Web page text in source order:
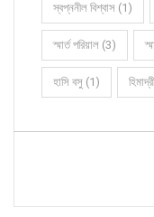
স্বপ্ননীল বিশ্বাস (1)
স্মার্ত পরিয়াল (3)
হাসি বসু (1)